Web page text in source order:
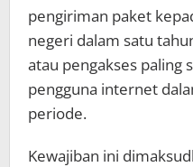
pengiriman paket
negeri dalam satu
atau pengakses paling
pengguna internet
periode.
Kewajiban ini